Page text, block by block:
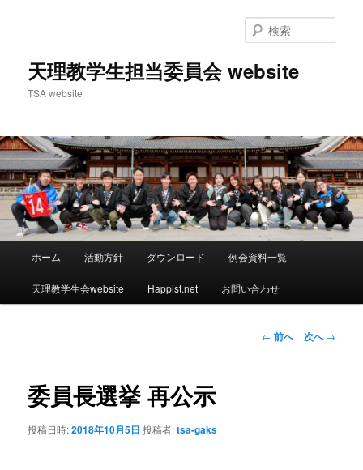
天理教学生担当委員会 website
TSA website
索
メ
メ
イ
ン
テ
ホーム 活動方針 ダウンロード 例会資料一覧
天理教学生会website Happist.net お問い合わせ
投
← 前へ 次へ→
委員長選挙 再公示
投稿日時:2018年10月5日 投稿者:tsa-gaks